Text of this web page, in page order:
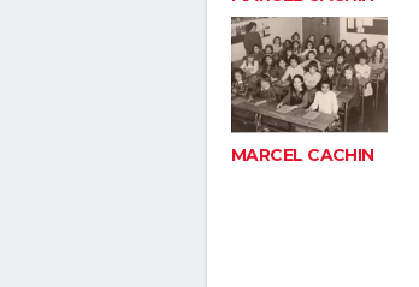
MARCEL CACHIN